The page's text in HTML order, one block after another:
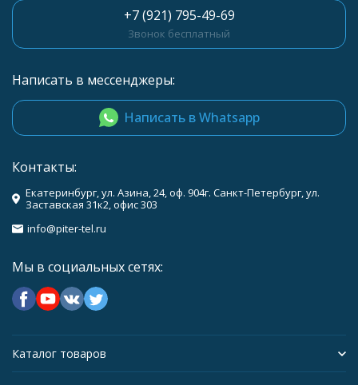
+7 (921) 795-49-69
Звонок бесплатный
Написать в мессенджеры:
Написать в Whatsapp
Контакты:
Екатеринбург, ул. Азина, 24, оф. 904г. Санкт-Петербург, ул.
Заставская 31к2, офис 303
info@piter-tel.ru
Мы в социальных сетях:
Каталог товаров